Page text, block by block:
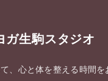
ガ生駒スタジオ
、心と体を整える時間を